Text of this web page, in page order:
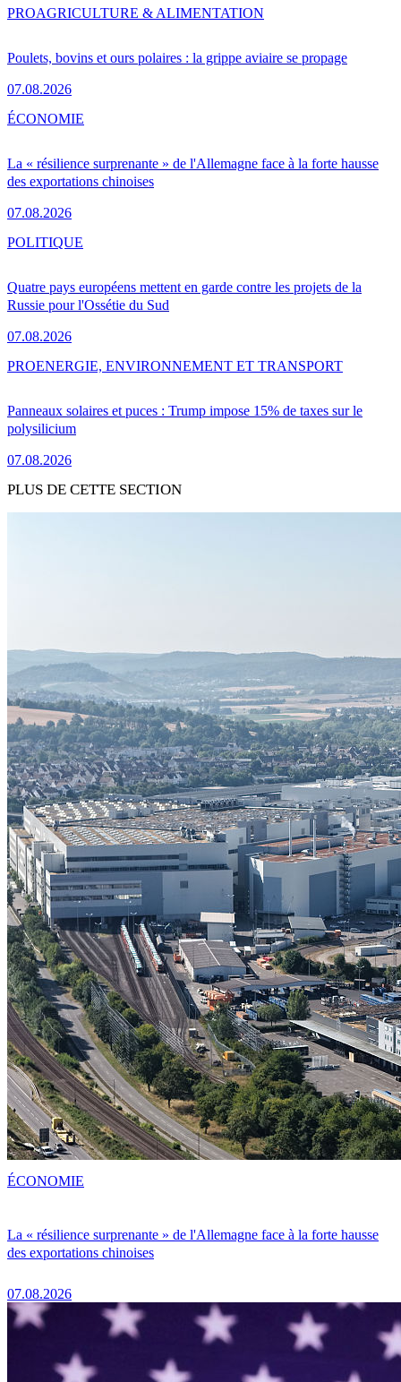
Poulets, bovins et ours polaires : la grippe aviaire se propage
07.08.2026
PROAGRICULTURE & ALIMENTATION
La « résilience surprenante » de l'Allemagne face à la forte hausse
des exportations chinoises
07.08.2026
ÉCONOMIE
Quatre pays européens mettent en garde contre les projets de la
Russie pour l'Ossétie du Sud
07.08.2026
POLITIQUE
Panneaux solaires et puces : Trump impose 15% de taxes sur le
polysilicium
07.08.2026
PROENERGIE, ENVIRONNEMENT ET TRANSPORT
PLUS DE CETTE SECTION
La « résilience surprenante » de l'Allemagne face à la forte hausse
des exportations chinoises
07.08.2026
ÉCONOMIE